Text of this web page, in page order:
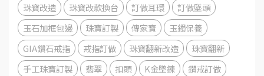
珠寶改造
珠寶改款換台 訂做耳環
訂做墜頭
玉石加框包邊
珠寶訂製 傳家寶
玉鐲保養
GIA鑽石戒指
戒指訂做 珠寶翻新改造
珠寶翻新
手工珠寶訂製
翡翠 扣頭 K金墜鍊
鑽戒訂做